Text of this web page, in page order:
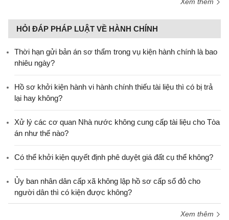
HỎI ĐÁP PHÁP LUẬT VỀ HÀNH CHÍNH
Thời hạn gửi bản án sơ thẩm trong vụ kiện hành chính là bao
nhiêu ngày?
Hồ sơ khởi kiện hành vi hành chính thiếu tài liệu thì có bị trả
lại hay không?
Xử lý các cơ quan Nhà nước không cung cấp tài liệu cho Tòa
án như thế nào?
Có thể khởi kiện quyết định phê duyệt giá đất cụ thể không?
Ủy ban nhân dân cấp xã không lập hồ sơ cấp sổ đỏ cho
người dân thì có kiện được không?
Xem thêm